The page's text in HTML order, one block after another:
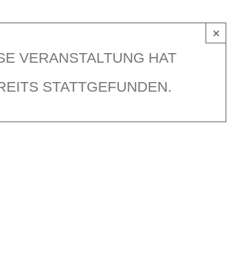
VERANSTALTUNG HAT
STATTGEFUNDEN.
×